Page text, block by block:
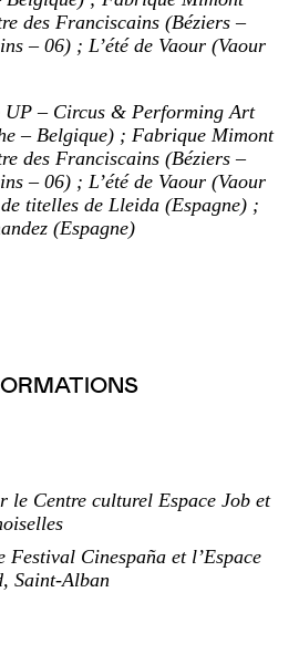
des Franciscains (Béziers –
– 06) ; L’été de Vaour (Vaour
UP – Circus & Performing Art
– Belgique) ; Fabrique Mimont
des Franciscains (Béziers –
– 06) ; L’été de Vaour (Vaour
titelles de Lleida (Espagne) ;
(Espagne)
le Centre culturel Espace Job et
Cinespaña et l’Espace
Saint-Alban